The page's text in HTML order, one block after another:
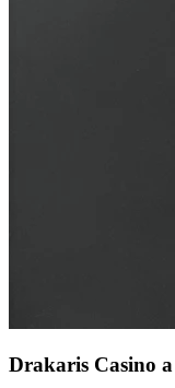
Drakaris Casino